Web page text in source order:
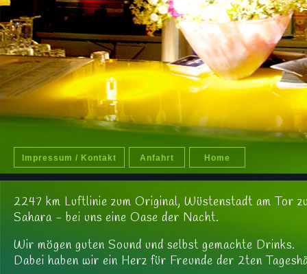
Impressum / Kontakt Anfahrt Home
2247 km Luftlinie zum Original, Wüstenstadt am Tor
Sahara - bei uns eine Oase der Nacht.
Wir mögen guten Sound und selbst gemachte Drinks.
Dabei haben wir ein Herz für Freunde der 2ten